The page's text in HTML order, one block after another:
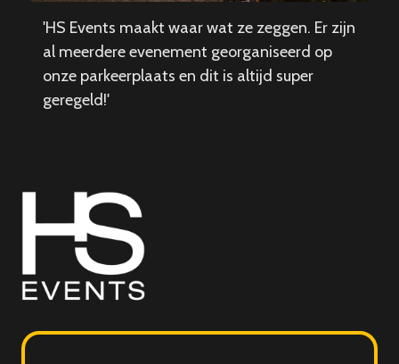
'HS Events maakt waar wat ze zeggen. Er zijn
al meerdere evenement georganiseerd op
onze parkeerplaats en dit is altijd super
geregeld!'